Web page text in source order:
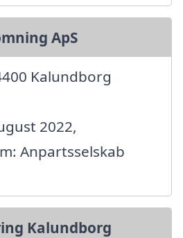
ApS
Kalundborg
2022,
Anpartsselskab
Kalundborg